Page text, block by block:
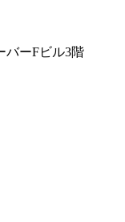
バーFビル3階